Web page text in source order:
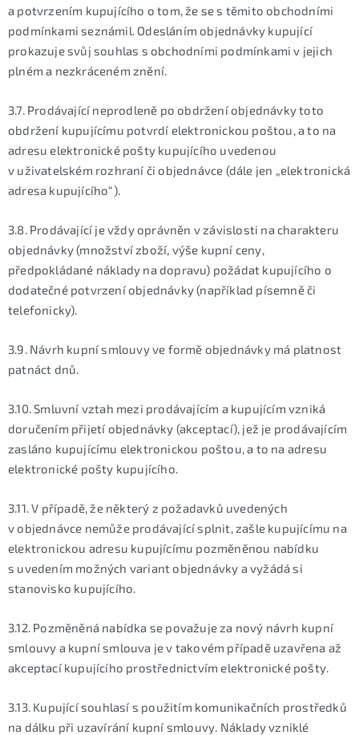
a potvrzením kupujícího o tom, že se s těmito obchodními
podmínkami seznámil. Odesláním objednávky kupující
prokazuje svůj souhlas s obchodními podmínkami v jejich
plném a nezkráceném znění.
3.7. Prodávající neprodleně po obdržení objednávky toto
obdržení kupujícímu potvrdí elektronickou poštou, a to na
adresu elektronické pošty kupujícího uvedenou
v uživatelském rozhraní či objednávce (dále jen „elektronická
adresa kupujícího“).
3.8. Prodávající je vždy oprávněn v závislosti na charakteru
objednávky (množství zboží, výše kupní ceny,
předpokládané náklady na dopravu) požádat kupujícího o
dodatečné potvrzení objednávky (například písemně či
telefonicky).
3.9. Návrh kupní smlouvy ve formě objednávky má platnost
patnáct dnů.
3.10. Smluvní vztah mezi prodávajícím a kupujícím vzniká
doručením přijetí objednávky (akceptací), jež je prodávajícím
zasláno kupujícímu elektronickou poštou, a to na adresu
elektronické pošty kupujícího.
3.11. V případě, že některý z požadavků uvedených
v objednávce nemůže prodávající splnit, zašle kupujícímu na
elektronickou adresu kupujícímu pozměněnou nabídku
s uvedením možných variant objednávky a vyžádá si
stanovisko kupujícího.
3.12. Pozměněná nabídka se považuje za nový návrh kupní
smlouvy a kupní smlouva je v takovém případě uzavřena až
akceptací kupujícího prostřednictvím elektronické pošty.
3.13. Kupující souhlasí s použitím komunikačních prostředků
na dálku při uzavírání kupní smlouvy. Náklady vzniklé